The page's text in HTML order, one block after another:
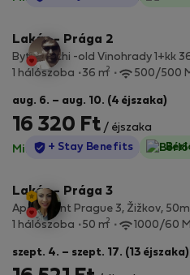
Lakás - Prága 2
Byt Bianchi -old Vinohrady 1+kk
1 hálószoba
36 m2 500/500
aug. 6. – aug. 10. (4 éjszaka)
16 320 Ft / éjszaka
Minden díj benne van·Nincs
StayProtection
+ Stay Benefits
Lakás - Prága 3
Apartment Prague 3, Žižkov,
1 hálószoba
50 m2 1000/60
szept. 4. – szept. 17. (13 éjszaka)